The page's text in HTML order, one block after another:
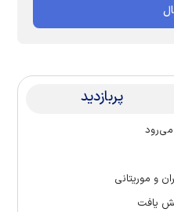
پربازدید
و موریتانی